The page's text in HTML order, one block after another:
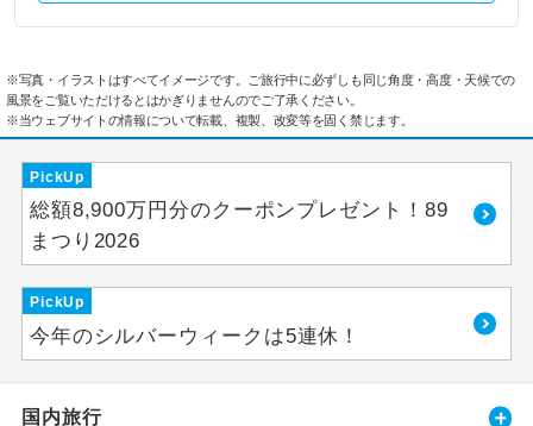
※写真・イラストはすべてイメージです。ご旅行中に必ずしも同じ角度・高度・天候での
風景をご覧いただけるとはかぎりませんのでご了承ください。
※当ウェブサイトの情報について転載、複製、改変等を固く禁じます。
PickUp
総額8,900万円分のクーポンプレゼント！89
まつり2026
PickUp
今年のシルバーウィークは5連休！
国内旅行